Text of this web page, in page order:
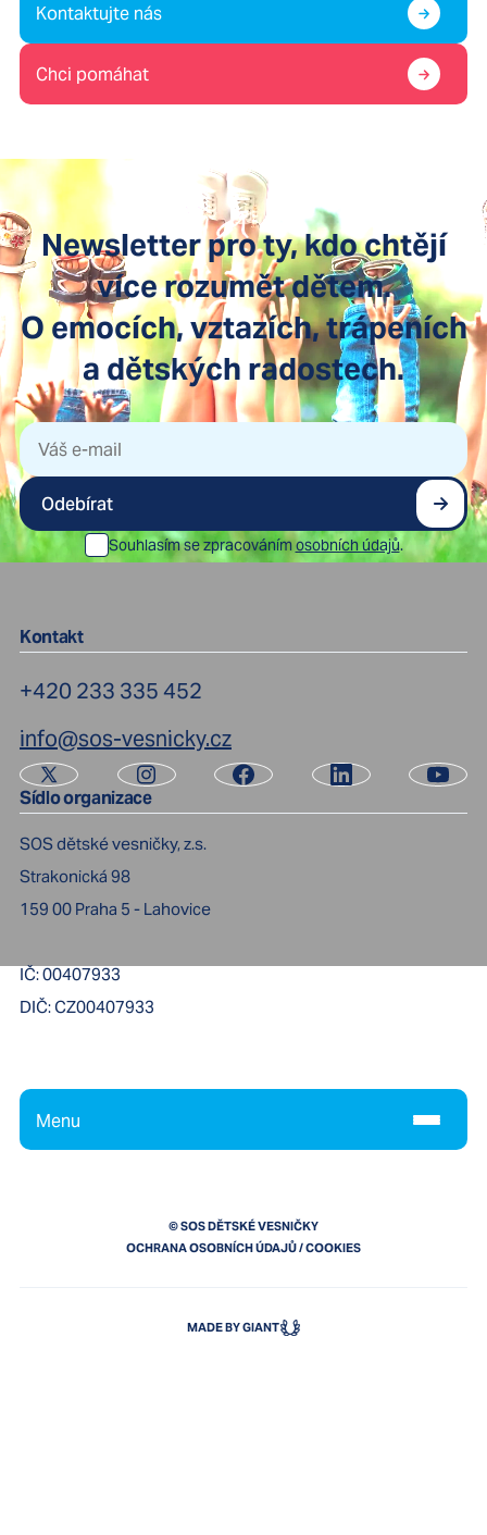
Kontaktujte nás
Chci pomáhat
Newsletter pro ty, kdo chtějí
více rozumět dětem.
O emocích, vztazích, trápeních
a dětských radostech.
Odebírat
Souhlasím se zpracovánímosobních údajů.
Kontakt
+420 233 335 452
info@sos-vesnicky.cz
Sídlo organizace
SOS dětské vesničky, z.s.
Strakonická 98
159 00 Praha 5 - Lahovice
IČ:00407933
DIČ:CZ00407933
Menu
© SOS DĚTSKÉ VESNIČKY
OCHRANA OSOBNÍCH ÚDAJŮ/COOKIES
MADE BY GIANT